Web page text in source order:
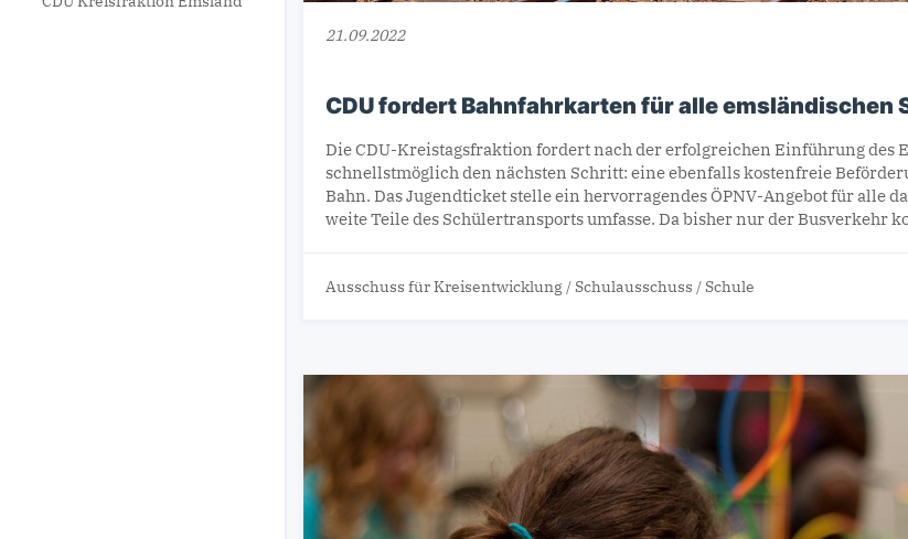
21.09.2022
CDU fordert Bahnfahrkarten für alle emsländischen
Die CDU-Kreistagsfraktion fordert nach der erfolgreichen Einführung des
schnellstmöglich den nächsten Schritt: eine ebenfalls kostenfreie
Bahn. Das Jugendticket stelle ein hervorragendes ÖPNV-Angebot für alle
weite Teile des Schülertransports umfasse. Da bisher nur der Busverkehr
Ausschuss für Kreisentwicklung /Schulausschuss /Schule